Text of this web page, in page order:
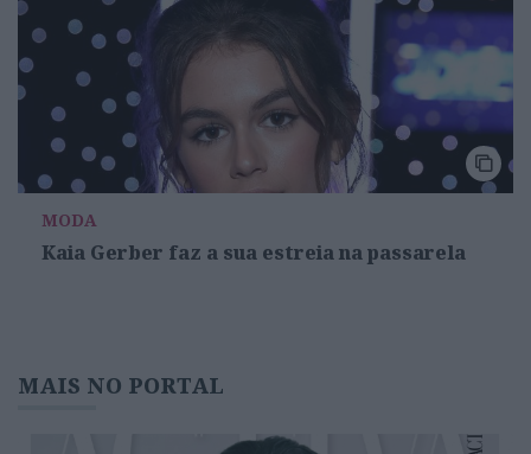
MODA
Kaia Gerber faz a sua estreia na passarela
MAIS NO PORTAL